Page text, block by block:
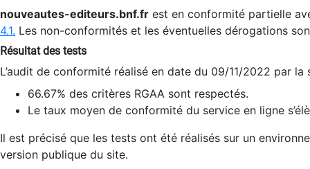
nouveautes-editeurs.bnf.fr est en conformité partielle
4.1. Les non-conformités et les éventuelles dérogations
Résultat des tests
L’audit de conformité réalisé en date du 09/11/2022 par
66.67% des critères RGAA sont respectés.
Le taux moyen de conformité du service en ligne
Il est précisé que les tests ont été réalisés sur un
version publique du site.